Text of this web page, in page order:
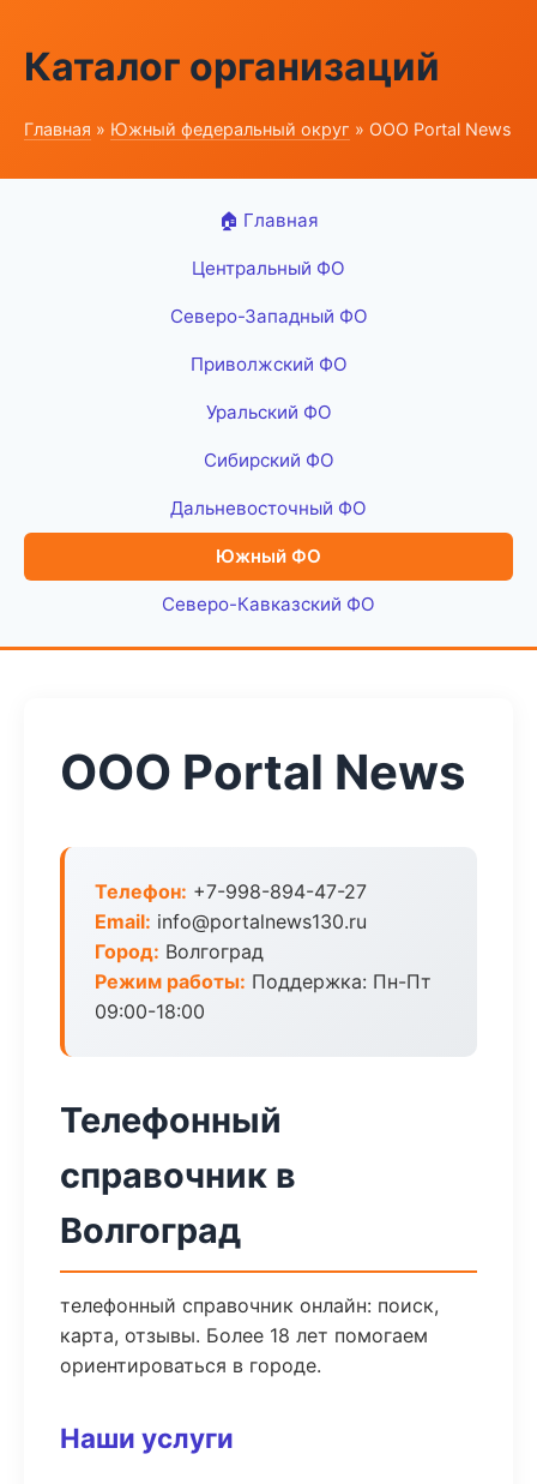
Каталог организаций
Главная » Южный федеральный округ » ООО Portal News
🏠 Главная
Центральный ФО
Северо-Западный ФО
Приволжский ФО
Уральский ФО
Сибирский ФО
Дальневосточный ФО
Южный ФО
Северо-Кавказский ФО
ООО Portal News
Телефон: +7-998-894-47-27
Email: info@portalnews130.ru
Город: Волгоград
Режим работы: Поддержка: Пн-Пт
09:00-18:00
Телефонный
справочник в
Волгоград
телефонный справочник онлайн: поиск,
карта, отзывы. Более 18 лет помогаем
ориентироваться в городе.
Наши услуги